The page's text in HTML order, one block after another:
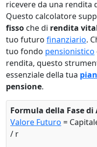
ricevere da una rendita
Questo calcolatore
fisso che di rendita
tuo futuro finanziario.
tuo fondo pensionistico
rendita, questo
essenziale della tua
pensione.
Formula della Fase
Valore Futuro =
/ r